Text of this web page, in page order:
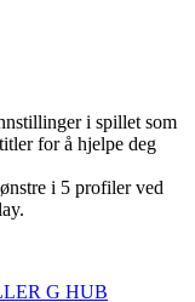
i spillet som
for å hjelpe deg
i 5 profiler ved
G HUB